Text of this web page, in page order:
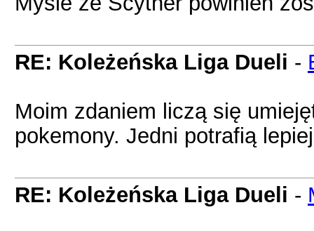
RE: Koleżeńska Liga Dueli -
Moim zdaniem liczą się
pokemony. Jedni potrafią
RE: Koleżeńska Liga Dueli -